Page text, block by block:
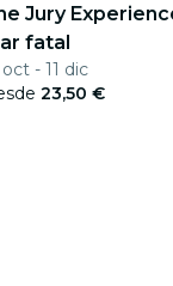
Jury
fatal
oct - 11 dic
23,50 €